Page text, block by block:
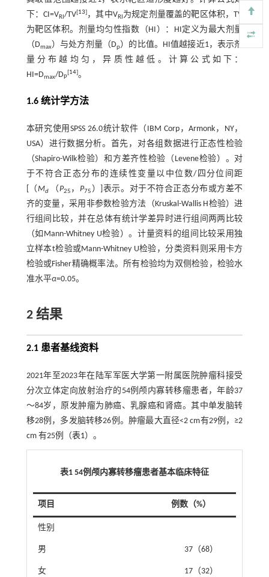
下：CI=VRI /TV[13]，其中VRI 为规定剂量覆盖的靶区体积，TV
为靶区体积。剂量均匀性指数（HI）：HI定义为最大剂量
（Dmax）与处方剂量（Dp）的比值。HI值越接近1，表示剂
量分布越均匀，异质性越低。计算公式如下：
HI=Dmax/DP
[14]。
1.6 统计学方法
本研究使用SPSS 26.0统计软件（IBM Corp，Armonk，NY，
USA）进行数据分析。首先，对各组数据进行正态性检验
（Shapiro-Wilk检验）和方差齐性检验（Levene检验）。对
于不符合正态分布的连续性变量以中位数/四分位间距
[（Md（P25 ，P75 ）]表示。对于不符合正态分布或方差不
齐的变量，采用非参数检验方法（Kruskal-Wallis H检验）进
行组间比较，并在总体有统计学差异时进行组间两两比较
（如Mann-Whitney U检验）。计量资料的组间比较采用独
立样本t检验或Mann-Whitney U检验，分类资料则采用卡方
检验或Fisher精确概率法。所有检验均为双侧检验，检验水
准水平α=0.05。
2 结果
2.1 患者基线资料
2021年至2023年在陆军军医大学第一附属医院肿瘤科接受
分次立体定向放射治疗的54例颅内寡转移瘤患者，年龄37
～84岁，原发肿瘤为肺癌、乳腺癌和肾癌。其中单发脑转
移28例，多发脑转移26例。肿瘤最大直径<2 cm有29例，≥2
cm 有25例（表1）。
表1 54例颅内寡转移瘤患者基本临床特征
项目 例数（%）
性别
男 37（68）
女 17（32）